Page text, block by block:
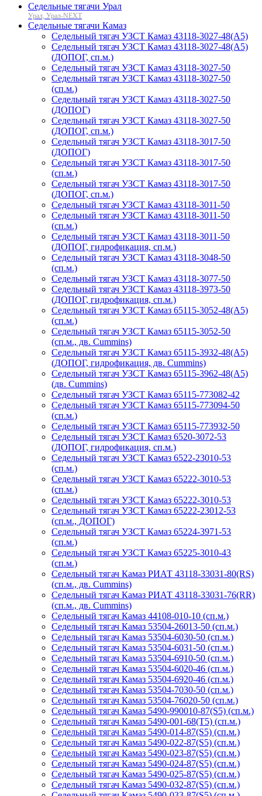
Седельные тягачи Урал
Урал, Урал-NEXT
Седельные тягачи Камаз
Седельный тягач УЗСТ Камаз 43118-3027-48(A5)
Седельный тягач УЗСТ Камаз 43118-3027-48(A5)
(ДОПОГ, сп.м.)
Седельный тягач УЗСТ Камаз 43118-3027-50
Седельный тягач УЗСТ Камаз 43118-3027-50
(сп.м.)
Седельный тягач УЗСТ Камаз 43118-3027-50
(ДОПОГ)
Седельный тягач УЗСТ Камаз 43118-3027-50
(ДОПОГ, сп.м.)
Седельный тягач УЗСТ Камаз 43118-3017-50
(ДОПОГ)
Седельный тягач УЗСТ Камаз 43118-3017-50
(сп.м.)
Седельный тягач УЗСТ Камаз 43118-3017-50
(ДОПОГ, сп.м.)
Седельный тягач УЗСТ Камаз 43118-3011-50
Седельный тягач УЗСТ Камаз 43118-3011-50
(сп.м.)
Седельный тягач УЗСТ Камаз 43118-3011-50
(ДОПОГ, гидрофикация, сп.м.)
Седельный тягач УЗСТ Камаз 43118-3048-50
(сп.м.)
Седельный тягач УЗСТ Камаз 43118-3077-50
Седельный тягач УЗСТ Камаз 43118-3973-50
(ДОПОГ, гидрофикация, сп.м.)
Седельный тягач УЗСТ Камаз 65115-3052-48(А5)
(сп.м.)
Седельный тягач УЗСТ Камаз 65115-3052-50
(сп.м., дв. Cummins)
Седельный тягач УЗСТ Камаз 65115-3932-48(А5)
(ДОПОГ, гидрофикация, дв. Cummins)
Седельный тягач УЗСТ Камаз 65115-3962-48(A5)
(дв. Cummins)
Седельный тягач УЗСТ Камаз 65115-773082-42
Седельный тягач УЗСТ Камаз 65115-773094-50
(сп.м.)
Седельный тягач УЗСТ Камаз 65115-773932-50
Седельный тягач УЗСТ Камаз 6520-3072-53
(ДОПОГ, гидрофикация, сп.м.)
Седельный тягач УЗСТ Камаз 6522-23010-53
(сп.м.)
Седельный тягач УЗСТ Камаз 65222-3010-53
(сп.м.)
Седельный тягач УЗСТ Камаз 65222-3010-53
Седельный тягач УЗСТ Камаз 65222-23012-53
(сп.м., ДОПОГ)
Седельный тягач УЗСТ Камаз 65224-3971-53
(сп.м.)
Седельный тягач УЗСТ Камаз 65225-3010-43
(сп.м.)
Седельный тягач Камаз РИАТ 43118-33031-80(RS)
(сп.м., дв. Cummins)
Седельный тягач Камаз РИАТ 43118-33031-76(RR)
(сп.м., дв. Cummins)
Седельный тягач Камаз 44108-010-10 (сп.м.)
Седельный тягач Камаз 53504-26013-50 (сп.м.)
Седельный тягач Камаз 53504-6030-50 (сп.м.)
Седельный тягач Камаз 53504-6031-50 (сп.м.)
Седельный тягач Камаз 53504-6910-50 (сп.м.)
Седельный тягач Камаз 53504-6020-46 (сп.м.)
Седельный тягач Камаз 53504-6920-46 (сп.м.)
Седельный тягач Камаз 53504-7030-50 (сп.м.)
Седельный тягач Камаз 53504-76020-50 (сп.м.)
Седельный тягач Камаз 5490-990010-87(S5) (сп.м.)
Седельный тягач Камаз 5490-001-68(Т5) (сп.м.)
Седельный тягач Камаз 5490-014-87(S5) (сп.м.)
Седельный тягач Камаз 5490-022-87(S5) (сп.м.)
Седельный тягач Камаз 5490-023-87(S5) (сп.м.)
Седельный тягач Камаз 5490-024-87(S5) (сп.м.)
Седельный тягач Камаз 5490-025-87(S5) (сп.м.)
Седельный тягач Камаз 5490-032-87(S5) (сп.м.)